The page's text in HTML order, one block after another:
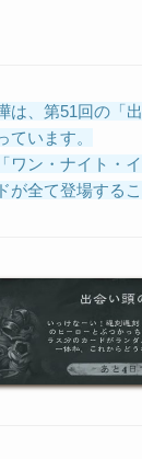
は、第51回の「
ています。
ワン・ナイト・
が全て登場するこ